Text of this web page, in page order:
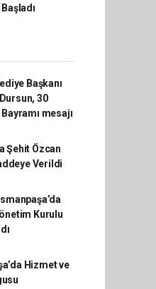
Başkanı
30
mesajı
Şehit Özcan
Verildi
Kurulu
Hizmet ve